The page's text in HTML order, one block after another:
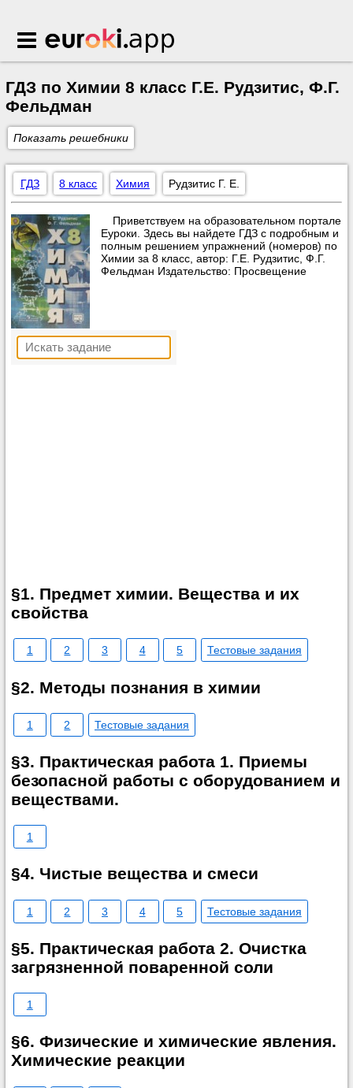
Euroki.app
ГДЗ по Химии 8 класс Г.Е. Рудзитис, Ф.Г.
Фельдман
Показать решебники
ГДЗ 8 класс Химия Рудзитис Г. Е.
Приветствуем на образовательном портале
Еуроки. Здесь вы найдете ГДЗ с подробным и
полным решением упражнений (номеров) по
Химии за 8 класс, автор: Г.Е. Рудзитис, Ф.Г.
Фельдман Издательство: Просвещение
§1. Предмет химии. Вещества и их
свойства
1 2 3 4 5 Тестовые задания
§2. Методы познания в химии
1 2 Тестовые задания
§3. Практическая работа 1. Приемы
безопасной работы с оборудованием и
веществами.
1
§4. Чистые вещества и смеси
1 2 3 4 5 Тестовые задания
§5. Практическая работа 2. Очистка
загрязненной поваренной соли
1
§6. Физические и химические явления.
Химические реакции